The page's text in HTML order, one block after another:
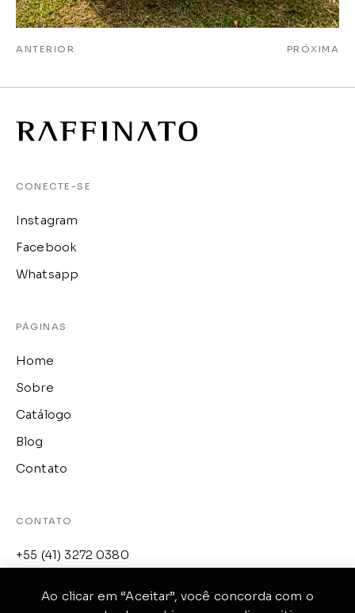
ANTERIOR PRÓXIMA
CONECTE-SE
Instagram
Facebook
Whatsapp
PÁGINAS
Home
Sobre
Catálogo
Blog
Contato
CONTATO
+55 (41) 3272 0380
Av. Manoel Ribas, 4744
Ao clicar em “Aceitar”, você concorda com o